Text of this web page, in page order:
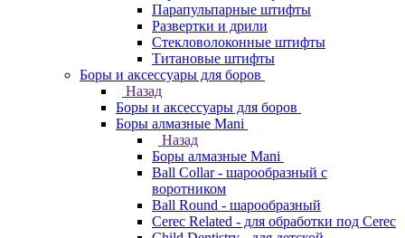
Парапульпарные штифты
Развертки и дрили
Стекловолоконные штифты
Титановые штифты
Боры и аксессуары для боров
Назад
Боры и аксессуары для боров
Боры алмазные Mani
Назад
Боры алмазные Mani
Ball Collar - шарообразный c
воротником
Ball Round - шарообразный
Cerec Related - для обработки под Cerec